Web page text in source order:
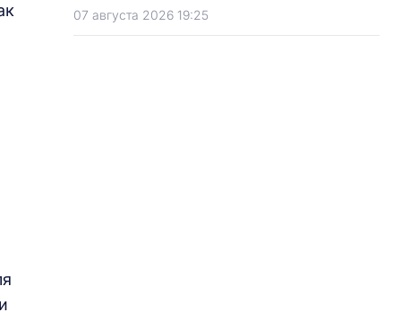
07 августа 2026 19:25